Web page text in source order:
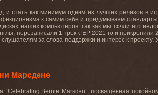
и стать как минимум одним из лучших релизов в
к самим себе и придумываем
наших компьютеров, так как мы сочли его
перезаписали 1 трек с EP 2021-го и
за слова поддержки и интерес к
Марсдене
“Celebrating Bernie Marsden”, посвященная